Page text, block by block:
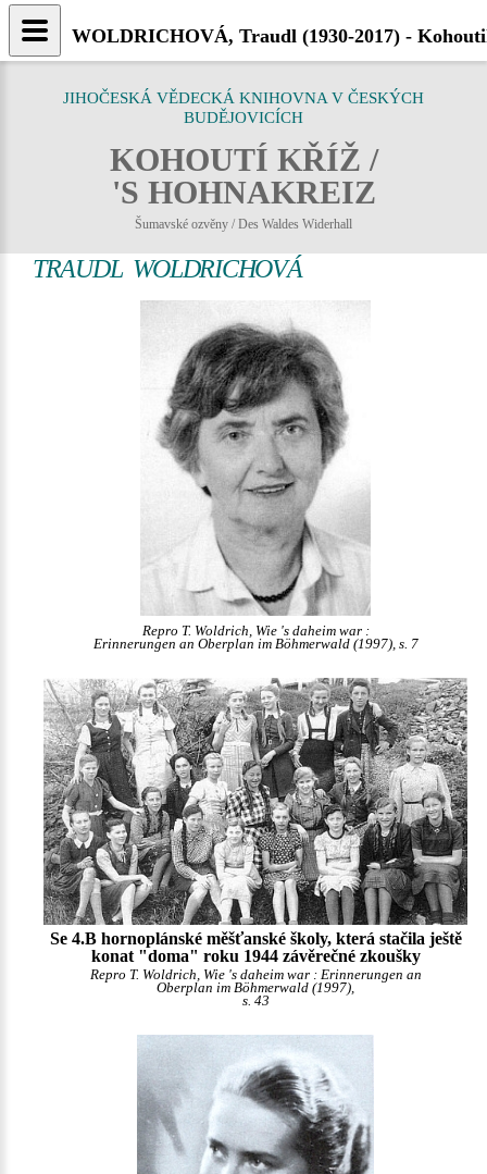
JIHOČESKÁ VĚDECKÁ KNIHOVNA V ČESKÝCH
BUDĚJOVICÍCH
KOHOUTÍ KŘÍŽ /
'S HOHNAKREIZ
Šumavské ozvěny / Des Waldes Widerhall
TRAUDL WOLDRICHOVÁ
Repro T. Woldrich, Wie 's daheim war :
Erinnerungen an Oberplan im Böhmerwald (1997), s. 7
Se 4.B hornoplánské měšťanské školy, která stačila ještě
konat "doma" roku 1944 závěrečné zkoušky
Repro T. Woldrich, Wie 's daheim war : Erinnerungen an
Oberplan im Böhmerwald (1997),
s. 43
WOLDRICHOVÁ, Traudl (1930-2017) -